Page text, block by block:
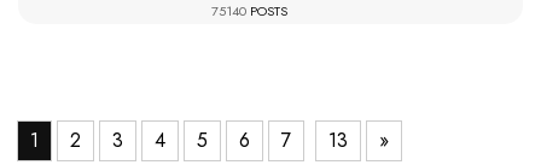
75140 POSTS
1 2 3 4 5 6 7 13 »